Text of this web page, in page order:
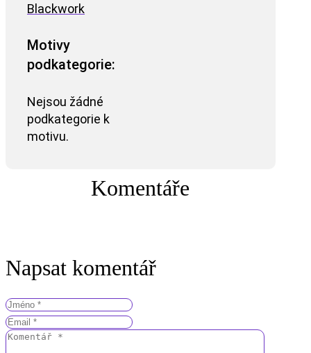
Blackwork
Motivy
podkategorie:
Nejsou žádné
podkategorie k
motivu.
Komentáře
Napsat komentář